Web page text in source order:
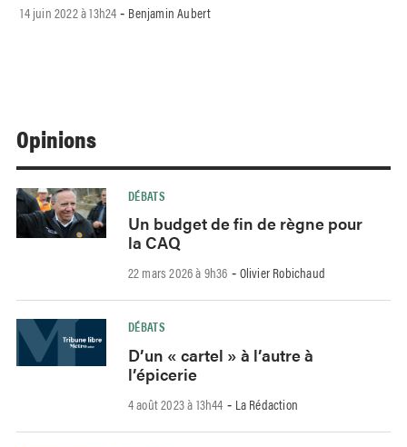
14 juin 2022 à 13h24 - Benjamin Aubert
Opinions
DÉBATS
Un budget de fin de règne pour
la CAQ
22 mars 2026 à 9h36 - Olivier Robichaud
DÉBATS
D’un « cartel » à l’autre à
l’épicerie
4 août 2023 à 13h44 - La Rédaction